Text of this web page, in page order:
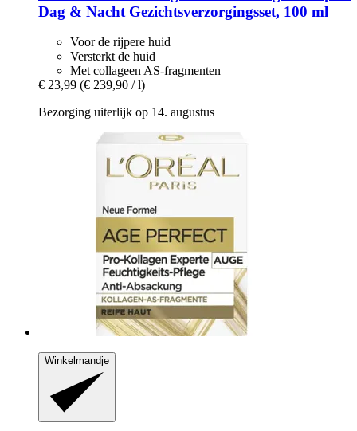
Dag & Nacht Gezichtsverzorgingsset, 100 ml
Voor de rijpere huid
Versterkt de huid
Met collageen AS-fragmenten
€ 23,99 (€ 239,90 / l)
Bezorging uiterlijk op 14. augustus
Winkelmandje